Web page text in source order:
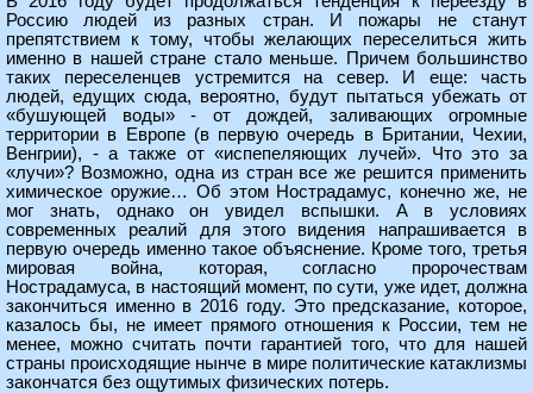
Россию людей из разных стран. И пожары не станут
препятствием к тому, чтобы желающих переселиться жить
именно в нашей стране стало меньше. Причем большинство
таких переселенцев устремится на север. И еще: часть
людей, едущих сюда, вероятно, будут пытаться убежать от
«бушующей воды» - от дождей, заливающих огромные
территории в Европе (в первую очередь в Британии, Чехии,
Венгрии), - а также от «испепеляющих лучей». Что это за
«лучи»? Возможно, одна из стран все же решится применить
химическое оружие… Об этом Нострадамус, конечно же, не
мог знать, однако он увидел вспышки. А в условиях
современных реалий для этого видения напрашивается в
первую очередь именно такое объяснение. Кроме того, третья
мировая война, которая, согласно пророчествам
Нострадамуса, в настоящий момент, по сути, уже идет, должна
закончиться именно в 2016 году. Это предсказание, которое,
казалось бы, не имеет прямого отношения к России, тем не
менее, можно считать почти гарантией того, что для нашей
страны происходящие нынче в мире политические катаклизмы
закончатся без ощутимых физических потерь.